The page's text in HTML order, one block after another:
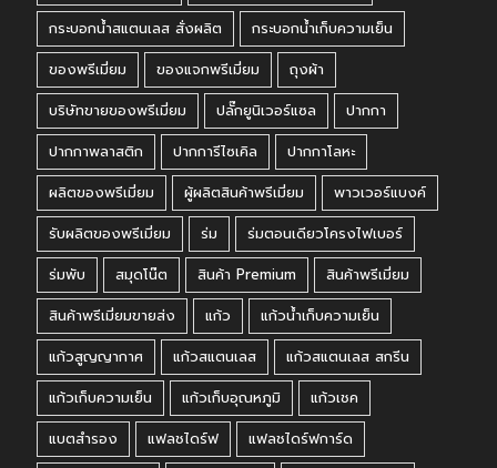
กระบอกน้ำสแตนเลส สั่งผลิต
กระบอกน้ำเก็บความเย็น
ของพรีเมี่ยม
ของแจกพรีเมี่ยม
ถุงผ้า
บริษัทขายของพรีเมี่ยม
ปลั๊กยูนิเวอร์แซล
ปากกา
ปากกาพลาสติก
ปากการีไซเคิล
ปากกาโลหะ
ผลิตของพรีเมี่ยม
ผู้ผลิตสินค้าพรีเมี่ยม
พาวเวอร์แบงค์
รับผลิตของพรีเมี่ยม
ร่ม
ร่มตอนเดียวโครงไฟเบอร์
ร่มพับ
สมุดโน๊ต สินค้า Premium
สินค้าพรีเมี่ยม
สินค้าพรีเมี่ยมขายส่ง
แก้ว
แก้วน้ำเก็บความเย็น
แก้วสูญญากาศ
แก้วสแตนเลส
แก้วสแตนเลส สกรีน
แก้วเก็บความเย็น
แก้วเก็บอุณหภูมิ
แก้วเชค
แบตสำรอง
แฟลชไดร์ฟ
แฟลชไดร์ฟการ์ด